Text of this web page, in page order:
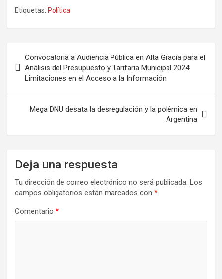
Etiquetas: Política
Convocatoria a Audiencia Pública en Alta Gracia para el
Análisis del Presupuesto y Tarifaria Municipal 2024:
Limitaciones en el Acceso a la Información
Mega DNU desata la desregulación y la polémica en
Argentina
Deja una respuesta
Tu dirección de correo electrónico no será publicada. Los
campos obligatorios están marcados con *
Comentario *